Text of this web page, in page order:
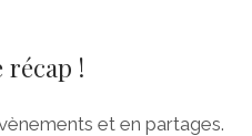
récap !
et en partages.